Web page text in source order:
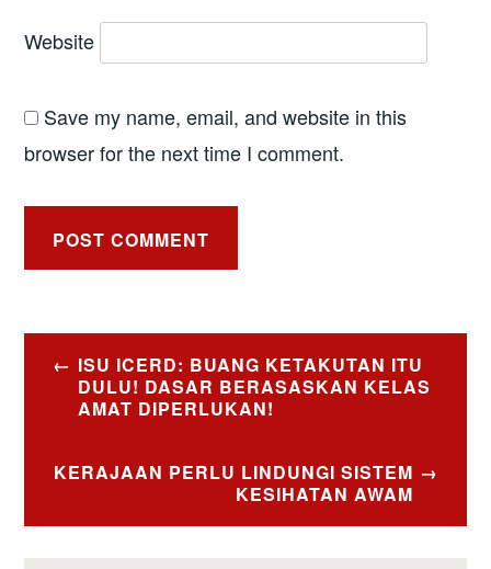
Website
Save my name, email, and website in this
browser for the next time I comment.
Post
navigation
ISU ICERD: BUANG KETAKUTAN ITU
DULU! DASAR BERASASKAN KELAS
AMAT DIPERLUKAN!
KERAJAAN PERLU LINDUNGI SISTEM
KESIHATAN AWAM